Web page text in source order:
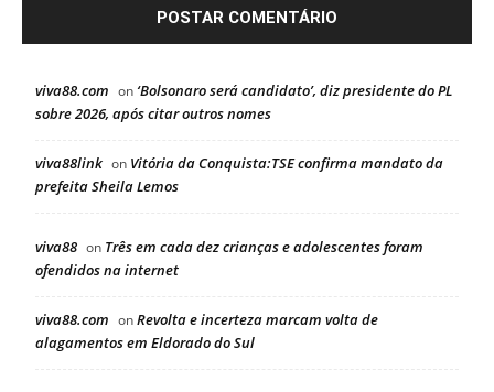
viva88.com on ‘Bolsonaro será candidato’, diz presidente do PL
sobre 2026, após citar outros nomes
viva88link on Vitória da Conquista:TSE confirma mandato da
prefeita Sheila Lemos
viva88 on Três em cada dez crianças e adolescentes foram
ofendidos na internet
viva88.com onRevolta e incerteza marcam volta de
alagamentos em Eldorado do Sul